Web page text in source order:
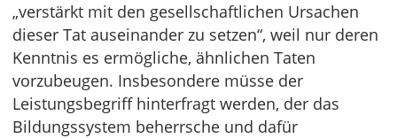
„verstärkt mit den gesellschaftlichen Ursachen
dieser Tat auseinander zu setzen“, weil nur deren
Kenntnis es ermögliche, ähnlichen Taten
vorzubeugen. Insbesondere müsse der
Leistungsbegriff hinterfragt werden, der das
Bildungssystem beherrsche und dafür